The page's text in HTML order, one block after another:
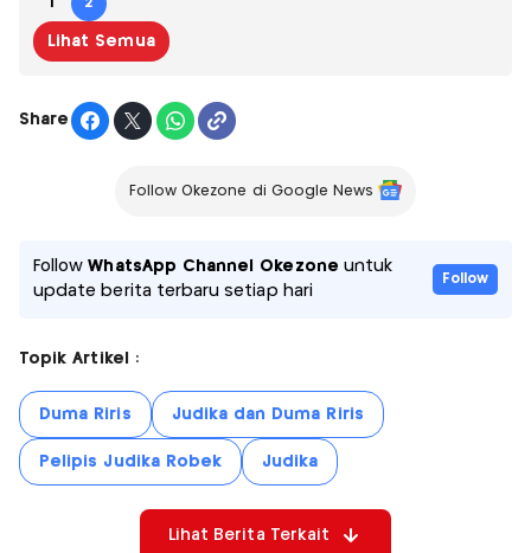
1 2
Lihat Semua
Share
Follow Okezone di Google News
FollowWhatsApp Channel Okezone untuk
update berita terbaru setiap hari
Follow
Topik Artikel :
Duma Riris Judika dan Duma Riris
Pelipis Judika Robek Judika
Lihat Berita Terkait